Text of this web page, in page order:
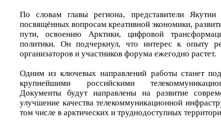
По словам главы региона, представители Якутии
посвящённых вопросам креативной экономики,
пути, освоению Арктики, цифровой
политики. Он подчеркнул, что интерес к опыту
организаторов и участников форума ежегодно растет.
Одним из ключевых направлений работы станет
крупнейшими российскими
Документы будут направлены на развитие
улучшение качества телекоммуникационной
том числе в арктических и труднодоступных